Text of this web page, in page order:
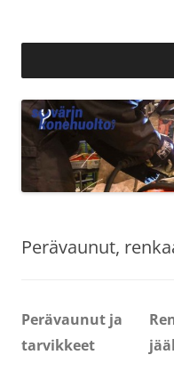
Perävaunut,
Perävaunut ja
tarvikkeet